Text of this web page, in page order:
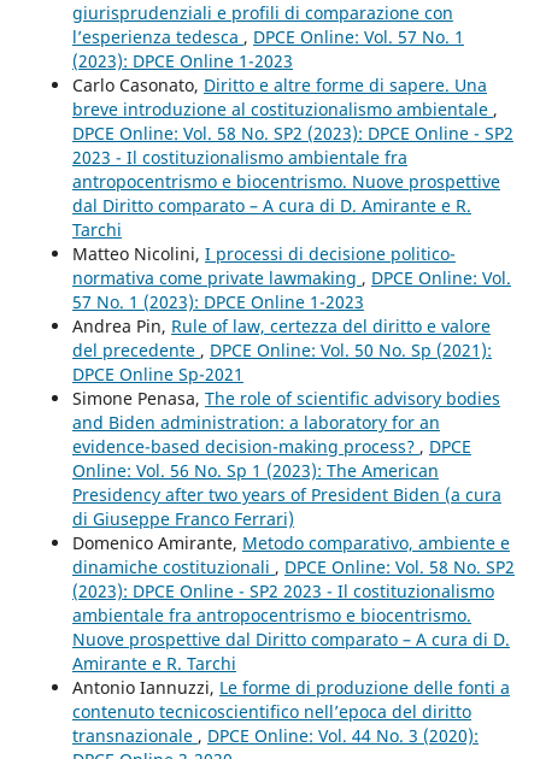
giurisprudenziali e profili di comparazione con
l’esperienza tedesca , DPCE Online: Vol. 57 No. 1
(2023): DPCE Online 1-2023
Carlo Casonato, Diritto e altre forme di sapere. Una
breve introduzione al costituzionalismo ambientale ,
DPCE Online: Vol. 58 No. SP2 (2023): DPCE Online - SP2
2023 - Il costituzionalismo ambientale fra
antropocentrismo e biocentrismo. Nuove prospettive
dal Diritto comparato – A cura di D. Amirante e R.
Tarchi
Matteo Nicolini, I processi di decisione politico-
normativa come private lawmaking , DPCE Online: Vol.
57 No. 1 (2023): DPCE Online 1-2023
Andrea Pin, Rule of law, certezza del diritto e valore
del precedente , DPCE Online: Vol. 50 No. Sp (2021):
DPCE Online Sp-2021
Simone Penasa, The role of scientific advisory bodies
and Biden administration: a laboratory for an
evidence-based decision-making process? , DPCE
Online: Vol. 56 No. Sp 1 (2023): The American
Presidency after two years of President Biden (a cura
di Giuseppe Franco Ferrari)
Domenico Amirante, Metodo comparativo, ambiente e
dinamiche costituzionali , DPCE Online: Vol. 58 No. SP2
(2023): DPCE Online - SP2 2023 - Il costituzionalismo
ambientale fra antropocentrismo e biocentrismo.
Nuove prospettive dal Diritto comparato – A cura di D.
Amirante e R. Tarchi
Antonio Iannuzzi, Le forme di produzione delle fonti a
contenuto tecnicoscientifico nell’epoca del diritto
transnazionale , DPCE Online: Vol. 44 No. 3 (2020):